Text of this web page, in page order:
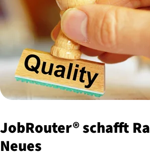
JobRouter® schafft
Neues